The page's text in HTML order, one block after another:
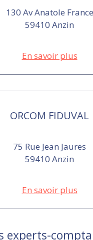
130 Av Anatole France
59410 Anzin
En savoir plus
ORCOM FIDUVAL
75 Rue Jean Jaures
59410 Anzin
En savoir plus
experts-